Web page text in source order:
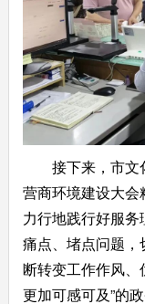
接下来，市文
营商环境建设大
力行地践行好服务
痛点、堵点问题
断转变工作作风、
更加可感可及”的政